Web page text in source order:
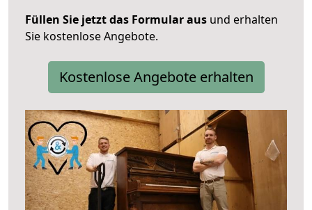
Füllen Sie jetzt das Formular aus und erhalten
Sie kostenlose Angebote.
Kostenlose Angebote erhalten